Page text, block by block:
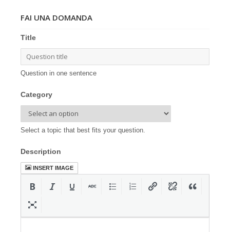
FAI UNA DOMANDA
Title
Question in one sentence
Category
Select a topic that best fits your question.
Description
INSERT IMAGE